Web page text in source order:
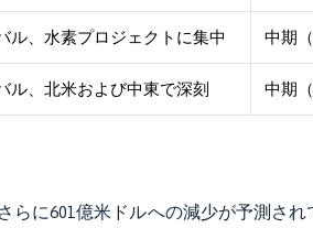
ル、水素プロジェクトに集中 中期
ル、北米および中東で深刻 中期
らに601億米ドルへの減少が予測され